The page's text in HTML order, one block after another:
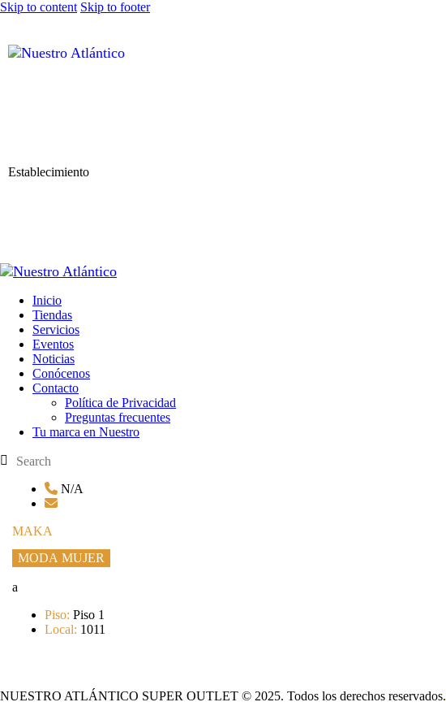
Skip to content Skip to footer
Establecimiento
Inicio
Tiendas
Servicios
Eventos
Noticias
Conócenos
Contacto
Política de Privacidad
Preguntas frecuentes
Tu marca en Nuestro
N/A
MAKA
MODA MUJER
a
Piso: Piso 1
Local: 1011
NUESTRO ATLÁNTICO SUPER OUTLET © 2025. Todos los derechos reservados.